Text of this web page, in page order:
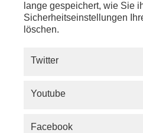
SERVICE
lange gespeichert, wie Sie
Sicherheitseinstellungen
löschen.
Twitter
Youtube
Facebook